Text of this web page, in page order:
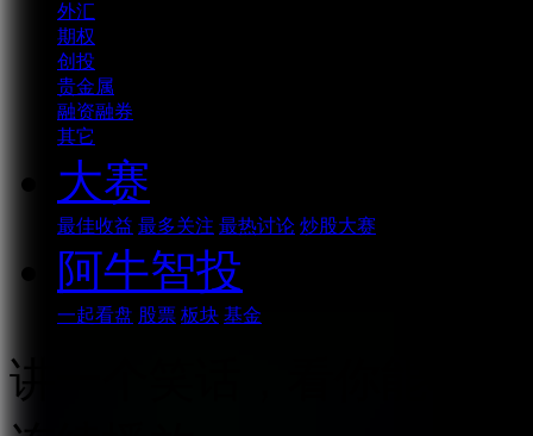
外汇
期权
创投
贵金属
融资融券
其它
大赛
最佳收益 最多关注 最热讨论 炒股大赛
阿牛智投
一起看盘 股票 板块 基金
讲一个笑话，看你能不能